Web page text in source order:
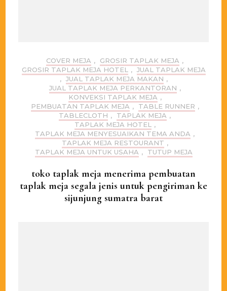
COVER MEJA , GROSIR TAPLAK MEJA ,
GROSIR TAPLAK MEJA HOTEL
, JUAL TAPLAK MEJA
, JUAL TAPLAK MEJA MAKAN ,
JUAL TAPLAK MEJA PERKANTORAN ,
KONVEKSI TAPLAK MEJA ,
PEMBUATAN TAPLAK MEJA , TABLE RUNNER ,
TABLECLOTH , TAPLAK MEJA ,
TAPLAK MEJA HOTEL
,
TAPLAK MEJA MENYESUAIKAN TEMA ANDA ,
TAPLAK MEJA RESTOURANT ,
TAPLAK MEJA UNTUK USAHA , TUTUP MEJA
toko taplak meja menerima pembuatan
taplak meja segala jenis untuk pengiriman ke
sijunjung sumatra barat